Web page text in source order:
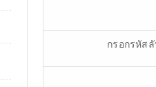
กรอกรหัส